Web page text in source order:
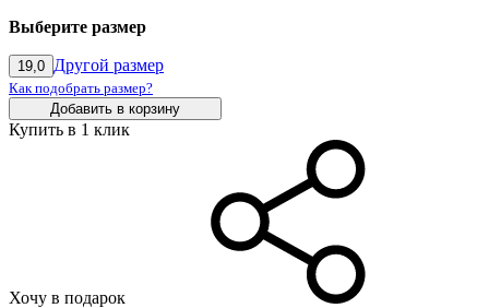
Выберите размер
19,0 Другой размер
Как подобрать размер?
Добавить в корзину
Купить в 1 клик
Хочу в подарок